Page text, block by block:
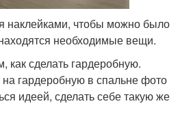
наклейками, чтобы можно было
необходимые вещи.
как сделать гардеробную.
на гардеробную в спальне фото
идеей, сделать себе такую же